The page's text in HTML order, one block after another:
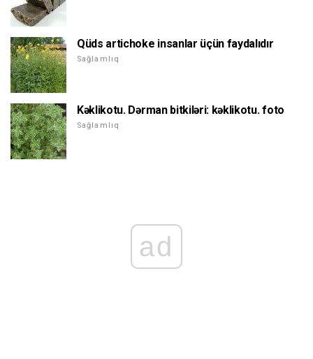
Qüds artichoke insanlar üçün faydalıdır
Sağlamlıq
Kəklikotu. Dərman bitkiləri: kəklikotu. foto
Sağlamlıq
ad